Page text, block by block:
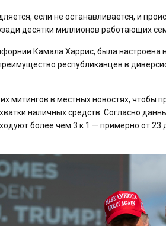
если не останавливается, и
десятки миллионов работающих
Камала Харрис, была настроена
республиканцев в
митингов в местных новостях, чтобы
наличных средств. Согласно
более чем 3 к 1 — примерно от